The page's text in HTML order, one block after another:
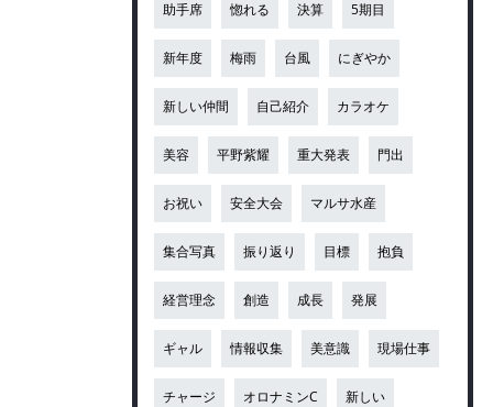
助手席 惚れる 決算 5期目
新年度 梅雨 台風 にぎやか
新しい仲間 自己紹介 カラオケ
美容 平野紫耀 重大発表 門出
お祝い 安全大会 マルサ水産
集合写真 振り返り 目標 抱負
経営理念 創造 成長 発展
ギャル 情報収集 美意識 現場仕事
チャージ オロナミンC 新しい